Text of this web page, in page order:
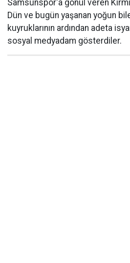
Samsunspor'a gönül veren
Dün ve bugün yaşanan yoğun
kuyruklarının ardından adeta
sosyal medyadam gösterdiler.